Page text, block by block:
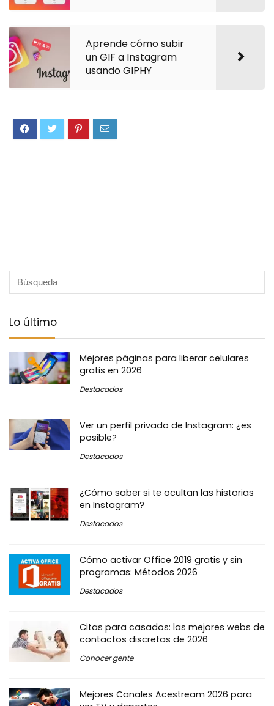
Aprende cómo subir
un GIF a Instagram
usando GIPHY
Lo último
Mejores páginas para liberar celulares
gratis en 2026
Destacados
Ver un perfil privado de Instagram: ¿es
posible?
Destacados
¿Cómo saber si te ocultan las historias
en Instagram?
Destacados
Cómo activar Office 2019 gratis y sin
programas: Métodos 2026
Destacados
Citas para casados: las mejores webs de
contactos discretas de 2026
Conocer gente
Mejores Canales Acestream 2026 para